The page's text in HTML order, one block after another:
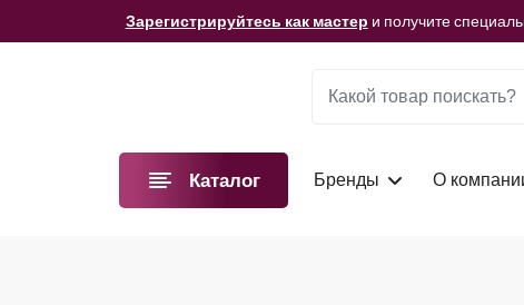
Зарегистрируйтесь как мастер и получите
Мы подготовили для вас видеоматериалы! Смотреть
Каталог Бренды О